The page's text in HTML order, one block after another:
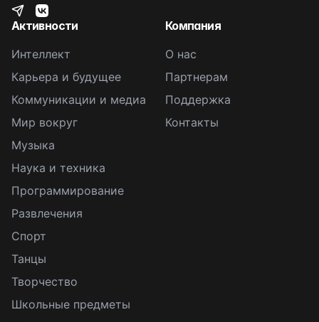
Активности
Интеллект
Карьера и будущее
Коммуникации и медиа
Мир вокруг
Музыка
Наука и техника
Программирование
Развлечения
Спорт
Танцы
Творчество
Школьные предметы
Компания
О нас
Партнерам
Поддержка
Контакты